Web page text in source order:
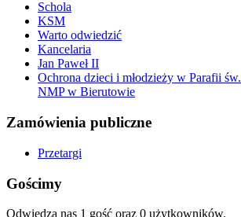
Schola
KSM
Warto odwiedzić
Kancelaria
Jan Paweł II
Ochrona dzieci i młodzieży w Parafii
NMP w Bierutowie
Zamówienia publiczne
Przetargi
Gościmy
Odwiedza nas 1 gość oraz 0 użytkowników.